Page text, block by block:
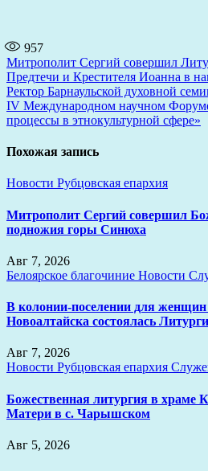
957
Навигация
по
записям
Митрополит Сергий совершил
Предтечи и Крестителя Иоанна в
Ректор Барнаульской духовной
IV Международном научном
процессы в этнокультурной сфере»
Похожая запись
Новости Рубцовская епархия
Митрополит Сергий совершил
подножия горы Синюха
Авг 7, 2026
Белоярское благочиние Новости
В колонии-поселении для
Новоалтайска состоялась
Авг 7, 2026
Новости Рубцовская епархия
Божественная литургия в храме
Матери в с. Чарышском
Авг 5, 2026